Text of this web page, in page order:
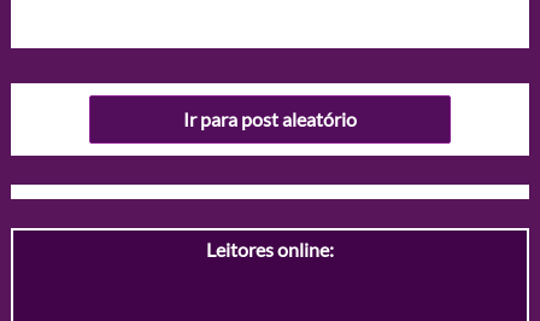
Ir para post aleatório
Leitores online: